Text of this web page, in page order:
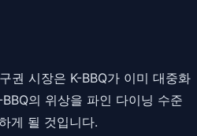
권 시장은 K-BBQ가 이미 대중화
의 위상을 파인 다이닝 수준
게 될 것입니다.